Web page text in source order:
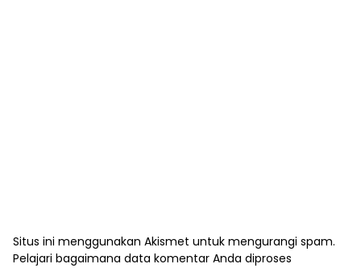
Situs ini menggunakan Akismet untuk mengurangi spam.
Pelajari bagaimana data komentar Anda diproses